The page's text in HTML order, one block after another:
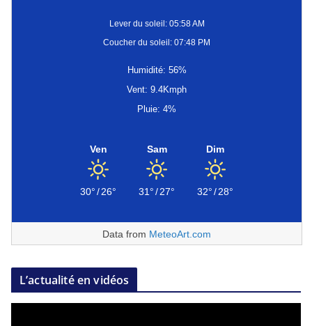
Lever du soleil: 05:58 AM
Coucher du soleil: 07:48 PM
Humidité: 56%
Vent: 9.4Kmph
Pluie: 4%
Ven
30°/26°
Sam
31°/27°
Dim
32°/28°
Data from MeteoArt.com
L’actualité en vidéos